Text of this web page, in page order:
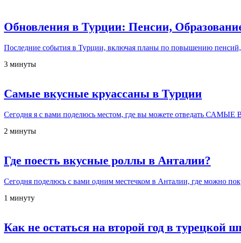
Обновления в Турции: Пенсии,
Последние события в Турции, включая планы по повышению
3 минуты
Самые вкусные круассаны в Турции
Сегодня я с вами поделюсь местом, где вы можете отведать
2 минуты
Где поесть вкусные роллы в Анталии?
Сегодня поделюсь с вами одним местечком в Анталии, где можно
1 минуту
Как не остаться на второй год в турецкой